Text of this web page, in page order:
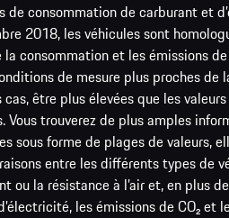
de consommation de carburant et
2018, les véhicules sont
consommation et les émissions
de mesure plus proches de
être plus élevées que les
Vous trouverez de plus amples
sous forme de plages de valeurs,
entre les différents types de
ou la résistance à l’air et, en plus
les émissions de CO₂ et